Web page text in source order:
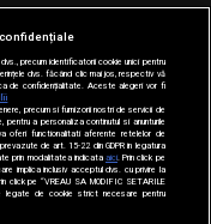
SA, Toate
confidențiale
precum identificatorii cookie unici pentru
dvs. făcând clic mai jos, respectiv vă
de confidențialitate. Aceste alegeri vor fi
precum si furnizorii nostri de servicii de
a personaliza continutul si anunturile
oferi functionalitati aferente retelelor de
de art. 15-22 din GDPR in legatura
prin modalitatea indicataaici . Prin click pe
implica inclusiv acceptul dvs. cu privire la
pe “VREAU SA MODIFIC SETARILE
legate de cookie strict necesare pentru